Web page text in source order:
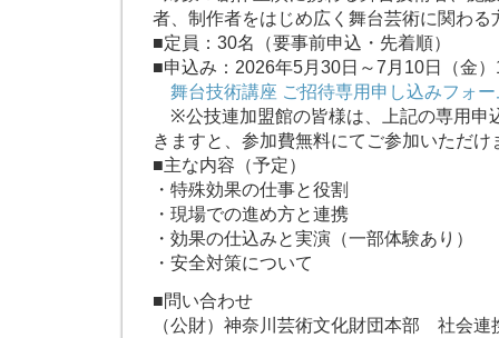
者、制作者をはじめ広く舞台芸術に関わる
■定員：30名（要事前申込・先着順）
■申込み：2026年5月30日～7月10日（金
舞台技術講座 ご招待専用申し込みフォ
※公技連加盟館の皆様は、上記の専用申
きますと、参加費無料にてご参加いただけ
■主な内容（予定）
・特殊効果の仕事と役割
・現場での進め方と連携
・効果の仕込みと実演（一部体験あり）
・安全対策について
■問い合わせ
（公財）神奈川芸術文化財団本部 社会連